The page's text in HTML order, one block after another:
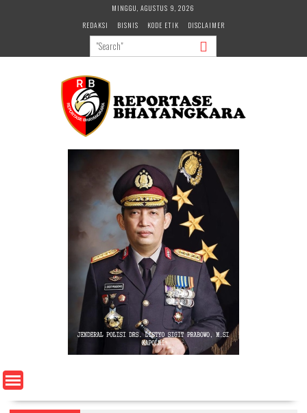
MINGGU, AGUSTUS 9, 2026
REDAKSI
BISNIS KODE ETIK DISCLAIMER